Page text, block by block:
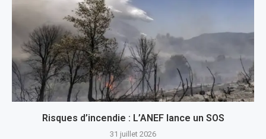
Risques d’incendie : L’ANEF lance un SOS
31 juillet 2026